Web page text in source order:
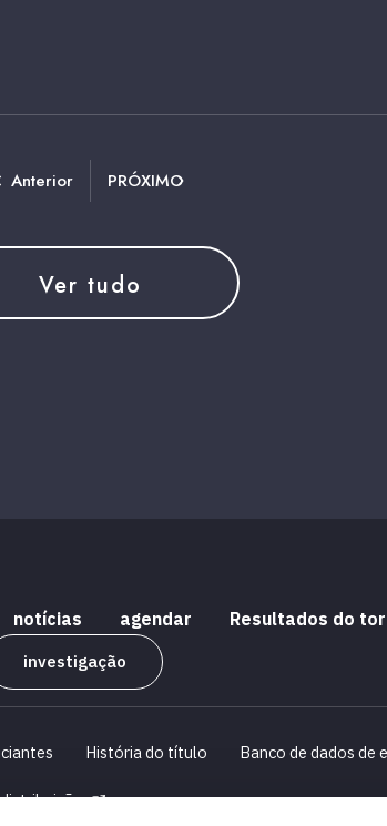
Anterior PRÓXIMO
Ver tudo
notícias agendar Resultados do
investigação
História do título Banco de dados de